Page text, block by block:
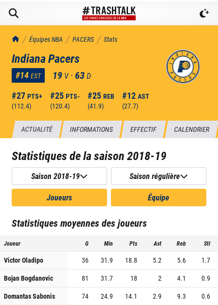
TrashTalk Actu NBA
Équipes NBA PACERS Stats
Indiana Pacers
#14 EST 19 V ·63D
#27 PTS+
(112.4)
#25 PTS-
(120.4)
#25 REB
(41.9)
#12 AST
(27.7)
ACTUALITÉ INFORMATIONS EFFECTIF CALENDRIER
Statistiques de la saison2018-19
Saison 2018-19 Saison régulière
Joueurs Équipe
Statistiques moyennes des joueurs
Joueur G Min Pts Ast Reb Stl
Victor Oladipo 36 31.9 18.8 5.2 5.6
1.7
Bojan Bogdanovic
81 31.7 18 2 4.1
0.9
Domantas Sabonis
74 24.9 14.1 2.9 9.3
0.6